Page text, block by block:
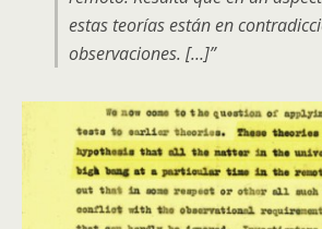
estas teorías están en
observaciones. […]”